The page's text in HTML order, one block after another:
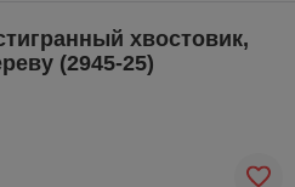
хвостовик,
(2945-25)